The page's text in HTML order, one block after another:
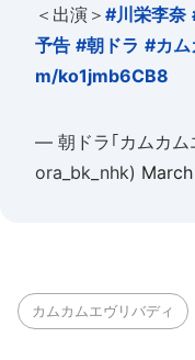
＜出演＞ #川栄李奈
予告 #朝ドラ #カム
m/ko1jmb6CB8
— 朝ドラ｢カムカム
ora_bk_nhk)
カムカムエヴリバディ